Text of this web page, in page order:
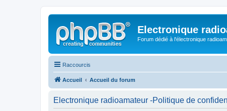
Electronique
Forum dédié à l'électronique
Raccourcis
Accueil Accueil du forum
Electronique radioamateur -Politique de